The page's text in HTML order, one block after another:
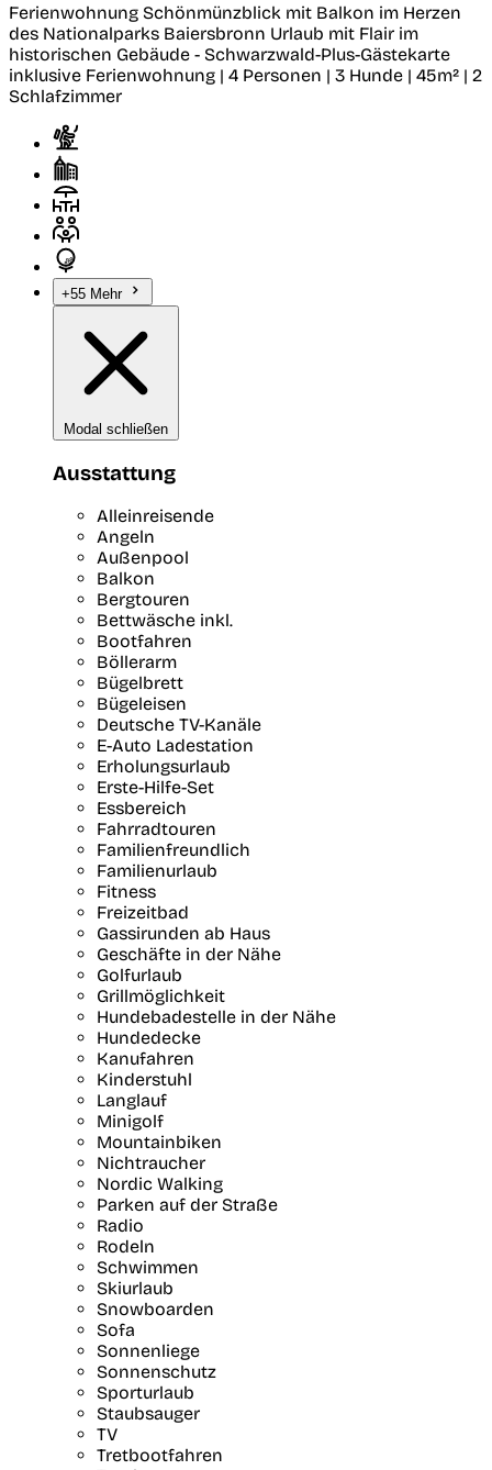
Ferienwohnung Schönmünzblick mit Balkon im Herzen
des Nationalparks Baiersbronn Urlaub mit Flair im
historischen Gebäude - Schwarzwald-Plus-Gästekarte
inklusive Ferienwohnung | 4 Personen | 3 Hunde | 45m² | 2
Schlafzimmer
+55 Mehr
Modal schließen
Ausstattung
Alleinreisende
Angeln
Außenpool
Balkon
Bergtouren
Bettwäsche inkl.
Bootfahren
Böllerarm
Bügelbrett
Bügeleisen
Deutsche TV-Kanäle
E-Auto Ladestation
Erholungsurlaub
Erste-Hilfe-Set
Essbereich
Fahrradtouren
Familienfreundlich
Familienurlaub
Fitness
Freizeitbad
Gassirunden ab Haus
Geschäfte in der Nähe
Golfurlaub
Grillmöglichkeit
Hundebadestelle in der Nähe
Hundedecke
Kanufahren
Kinderstuhl
Langlauf
Minigolf
Mountainbiken
Nichtraucher
Nordic Walking
Parken auf der Straße
Radio
Rodeln
Schwimmen
Skiurlaub
Snowboarden
Sofa
Sonnenliege
Sonnenschutz
Sporturlaub
Staubsauger
TV
Tretbootfahren